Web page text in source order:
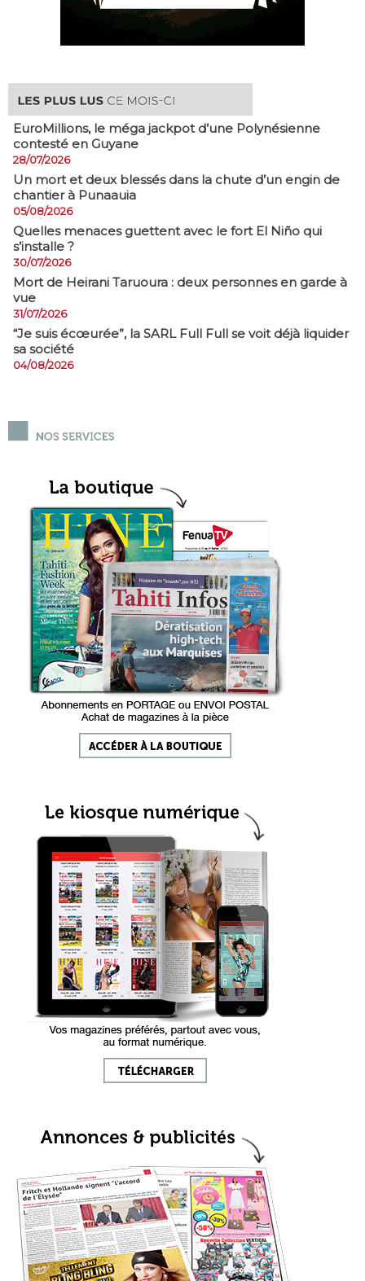
EuroMillions, ​le méga jackpot d’une Polynésienne
contesté en Guyane
28/07/2026
​Un mort et deux blessés dans la chute d’un engin de
chantier à Punaauia
05/08/2026
Quelles menaces guettent avec le fort El Niño qui
s’installe ?
30/07/2026
Mort de Heirani Taruoura : deux personnes en garde à
vue
31/07/2026
​“Je suis écœurée”, la SARL Full Full se voit déjà liquider
sa société
04/08/2026